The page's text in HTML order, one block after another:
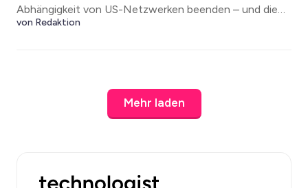
Abhängigkeit von US-Netzwerken beenden – und die
Kontrolle über Milliarden Transaktionsdaten
von Redaktion
Mehr laden